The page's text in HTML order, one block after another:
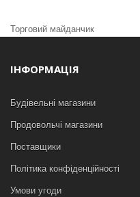
Торговий майданчик
ІНФОРМАЦІЯ
Будівельні магазини
Продовольчі магазини
Поставщики
Політика конфіденційності
Умови угоди